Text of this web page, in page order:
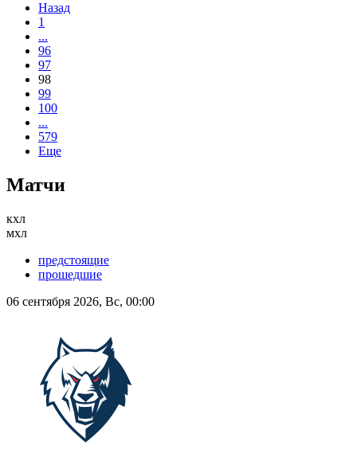
Назад
1
...
96
97
98
99
100
...
579
Еще
Матчи
кхл
мхл
предстоящие
прошедшие
06 сентября 2026, Вс, 00:00